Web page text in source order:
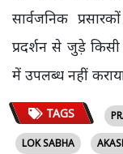
सार्वजनिक
प्रदर्शन से जुड़े
में उपलब्ध नहीं
TAGS
LOK SABHA